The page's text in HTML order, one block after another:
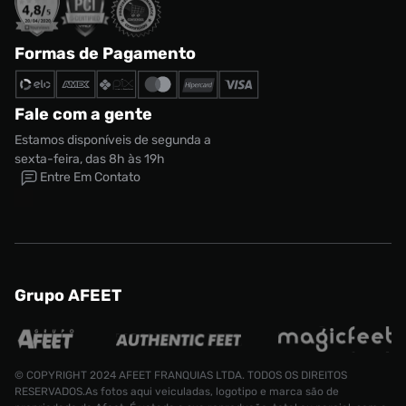
Formas de Pagamento
Fale com a gente
Estamos disponíveis de segunda a
sexta-feira, das 8h às 19h
Entre Em Contato
Grupo AFEET
© COPYRIGHT 2024 AFEET FRANQUIAS LTDA. TODOS OS DIREITOS
RESERVADOS.As fotos aqui veiculadas, logotipo e marca são de